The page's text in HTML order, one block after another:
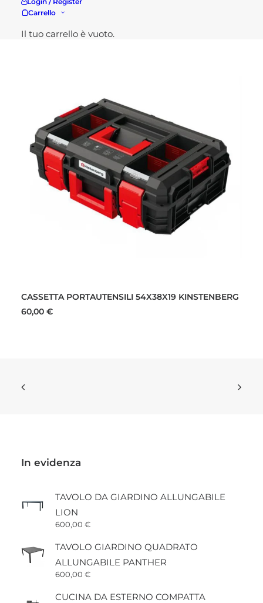
Carrello
Il tuo carrello è vuoto.
Potresti essere interessato a...
CASSETTA PORTAUTENSILI 54X38X19 KINSTENBERG
60,00 €
In evidenza
TAVOLO DA GIARDINO ALLUNGABILE
LION
600,00 €
TAVOLO GIARDINO QUADRATO
ALLUNGABILE PANTHER
600,00 €
CUCINA DA ESTERNO COMPATTA